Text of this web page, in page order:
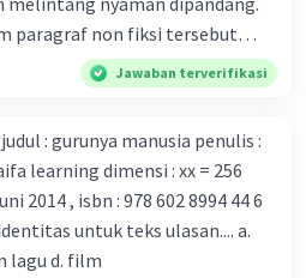
versi laboratorium dari
uji coba. Tanggapan
tersebut adalah ... A.
menemukan vaksin virus
segera mempelajari virus
besar bagi kesehatan dunia
cepat. C. Masyarakat perlu
dalam menghadapi
paragraf non fiksi tersebut
D. penyajian alur cerita
Jawaban terverifikasi
602 8994 44 6
untuk teks ulasan.... a.
lagu d. film